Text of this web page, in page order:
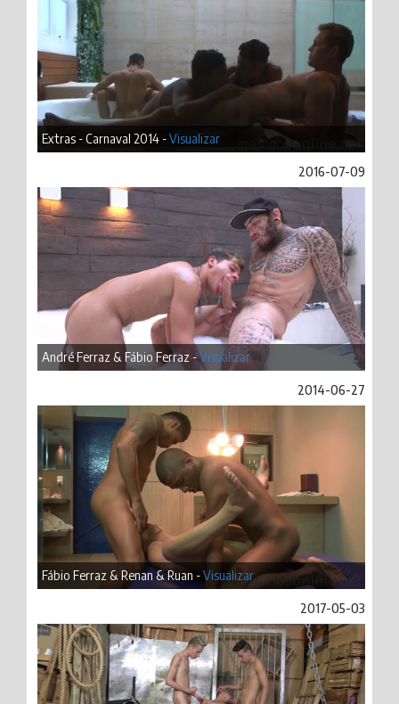
Extras - Carnaval 2014 -Visualizar
2016-07-09
André Ferraz & Fábio Ferraz -Visualizar
2014-06-27
Fábio Ferraz & Renan & Ruan -Visualizar
2017-05-03